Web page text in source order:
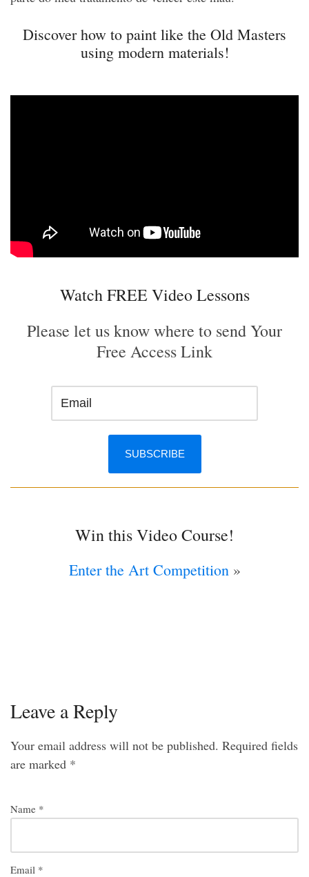
Discover how to paint like the Old Masters
using modern materials!
Watch FREE Video Lessons
Please let us know where to send Your
Free Access Link
Win this Video Course!
Enter the Art Competition»
Leave a Reply
Your email address will not be published. Required fields
are marked *
Name *
Email *